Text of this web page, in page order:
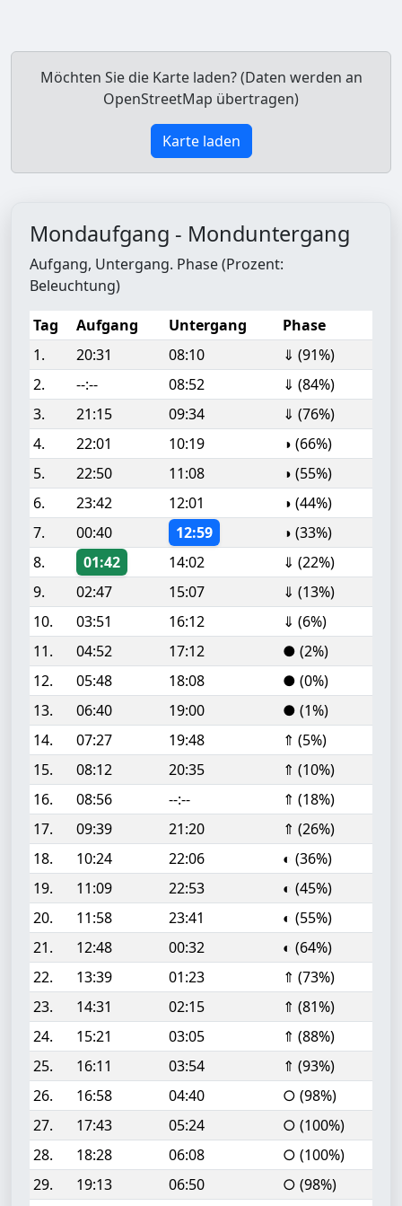
Möchten Sie die Karte laden? (Daten werden an
OpenStreetMap übertragen)
Karte laden
Mondaufgang - Monduntergang
Aufgang, Untergang. Phase (Prozent:
Beleuchtung)
Tag
Aufgang Untergang
Phase
1.
20:31 08:10
⇓ (91%)
2.
--:-- 08:52
⇓ (84%)
3.
21:15 09:34
⇓ (76%)
4.
22:01 10:19
◑ (66%)
5.
22:50 11:08
◑ (55%)
6.
23:42 12:01
◑ (44%)
7.
00:40 12:59
◑ (33%)
8.
01:42 14:02
⇓ (22%)
9.
02:47 15:07
⇓ (13%)
10.
03:51 16:12
⇓ (6%)
11.
04:52 17:12
● (2%)
12.
05:48 18:08
● (0%)
13.
06:40 19:00
● (1%)
14.
07:27 19:48
⇑ (5%)
15.
08:12 20:35
⇑ (10%)
16.
08:56 --:--
⇑ (18%)
17.
09:39 21:20
⇑ (26%)
18.
10:24 22:06
◐ (36%)
19.
11:09 22:53
◐ (45%)
20.
11:58 23:41
◐ (55%)
21.
12:48 00:32
◐ (64%)
22.
13:39 01:23
⇑ (73%)
23.
14:31 02:15
⇑ (81%)
24.
15:21 03:05
⇑ (88%)
25.
16:11 03:54
⇑ (93%)
26.
16:58 04:40
○ (98%)
27.
17:43 05:24
○ (100%)
28.
18:28 06:08
○ (100%)
29.
19:13 06:50
○ (98%)